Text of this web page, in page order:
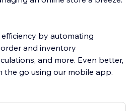
by automating
and inventory
and more. Even better,
the go using our mobile app.